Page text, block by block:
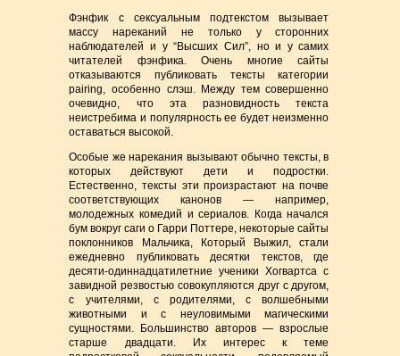
Фэнфик с сексуальным подтекстом вызывает
массу нареканий не только у сторонних
наблюдателей и у “Высших Сил”, но и у самих
читателей фэнфика. Очень многие сайты
отказываются публиковать тексты категории
pairing, особенно слэш. Между тем совершенно
очевидно, что эта разновидность текста
неистребима и популярность ее будет неизменно
оставаться высокой.
Особые же нарекания вызывают обычно тексты, в
которых действуют дети и подростки.
Естественно, тексты эти произрастают на почве
соответствующих канонов — например,
молодежных комедий и сериалов. Когда начался
бум вокруг саги о Гарри Поттере, некоторые сайты
поклонников Мальчика, Который Выжил, стали
ежедневно публиковать десятки текстов, где
десяти-одиннадцатилетние ученики Хогвартса с
завидной резвостью совокупляются друг с другом,
с учителями, с родителями, с волшебными
животными и с неуловимыми магическими
сущностями. Большинство авторов — взрослые
старше двадцати. Их интерес к теме